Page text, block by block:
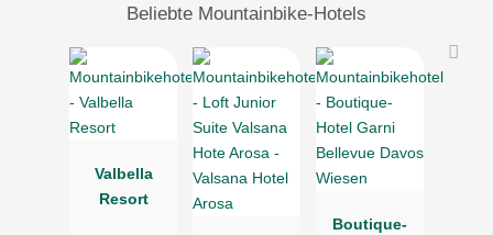
Beliebte Mountainbike-Hotels
Valbella
Resort
Boutique-